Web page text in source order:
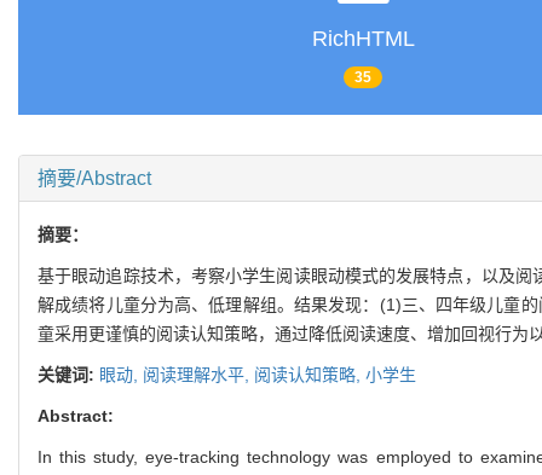
RichHTML
35
摘要/Abstract
摘要：
基于眼动追踪技术，考察小学生阅读眼动模式的发展特点，以及
解成绩将儿童分为高、低理解组。结果发现：(1)三、四年级儿童
童采用更谨慎的阅读认知策略，通过降低阅读速度、增加回视行为
关键词: 眼动, 阅读理解水平, 阅读认知策略, 小学生
Abstract:
In this study, eye-tracking technology was employed to